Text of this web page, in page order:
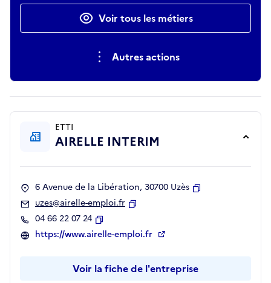
Actions rapidesVoir tous les métiers
Autres actions
ETTI
AIRELLE INTERIM
6 Avenue de la Libération, 30700 Uzès
uzes@airelle-emploi.fr
04 66 22 07 24
Copier
https://www.airelle-emploi.fr
Voir la fiche de l'entreprise